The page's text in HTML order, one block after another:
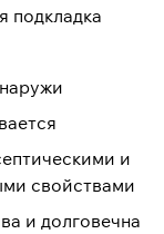
подкладка
и
свойствами
и долговечна